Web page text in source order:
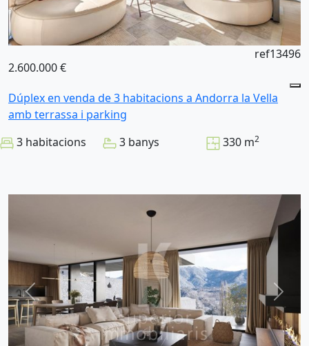
2.600.000 €
ref13496
Dúplex en venda de 3 habitacions a Andorra la Vella
amb terrassa i parking
3 habitacions
3 banys 330 m2